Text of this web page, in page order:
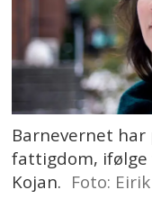
Barnevernet
fattigdom, ifølge
Kojan. Foto: